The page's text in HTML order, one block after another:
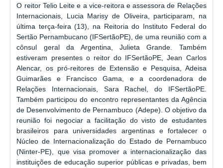
O reitor Telio Leite e a vice-reitora e assessora de Relações
Internacionais, Lucia Marisy de Oliveira, participaram, na
última terça-feira (13), na Reitoria do Instituto Federal do
Sertão Pernambucano (IFSertãoPE), de uma reunião com a
cônsul geral da Argentina, Julieta Grande. Também
estiveram presentes o reitor do IFSertãoPE, Jean Carlos
Alencar, os pró-reitores de Extensão e Pesquisa, Adeisa
Guimarães e Francisco Gama, e a coordenadora de
Relações Internacionais, Sara Rachel, do IFSertãoPE.
Também participou do encontro representantes da Agência
de Desenvolvimento de Pernambuco (Adepe). O objetivo da
reunião foi negociar a facilitação do visto de estudantes
brasileiros para universidades argentinas e fortalecer o
Núcleo de Internacionalização do Estado de Pernambuco
(Ninter-PE), que visa promover a internacionalização das
instituições de educação superior públicas e privadas, bem